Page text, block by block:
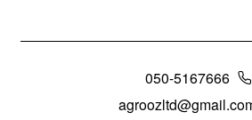
050-5167666